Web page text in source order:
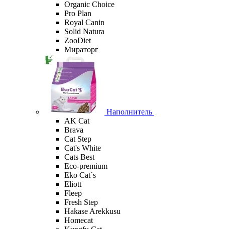
Organic Сhoice
Pro Plan
Royal Canin
Solid Natura
ZooDiet
Мираторг
Наполнитель
AK Cat
Brava
Cat Step
Cat's White
Cats Best
Eco-premium
Eko Cat`s
Eliott
Fleep
Fresh Step
Hakase Arekkusu
Homecat